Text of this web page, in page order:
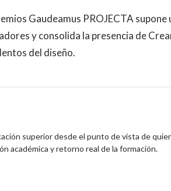
Gaudeamus PROJECTA
y consolida la presencia de
del diseño.
superior desde el punto de vista de
académica y retorno real de la formación.